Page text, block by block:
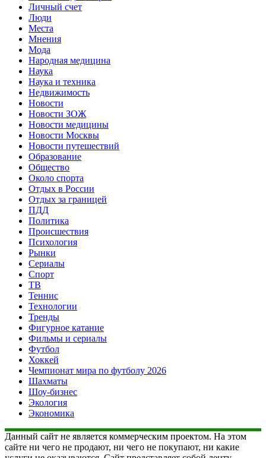
Личный счет
Люди
Места
Мнения
Мода
Народная медицина
Наука
Наука и техника
Недвижимость
Новости
Новости ЗОЖ
Новости медицины
Новости Москвы
Новости путешествий
Образование
Общество
Около спорта
Отдых в России
Отдых за границей
ПДД
Политика
Происшествия
Психология
Рынки
Сериалы
Спорт
ТВ
Теннис
Технологии
Тренды
Фигурное катание
Фильмы и сериалы
Футбол
Хоккей
Чемпионат мира по футболу 2026
Шахматы
Шоу-бизнес
Экология
Экономика
Данный сайт не является коммерческим проектом. На этом
сайте ни чего не продают, ни чего не покупают, ни какие